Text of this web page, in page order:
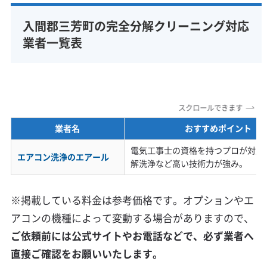
入間郡三芳町の完全分解クリーニング対応
業者一覧表
スクロールできます
業者名 おすすめポイント
エアコン洗浄のエアール
電気工事士の資格を持つプロが対
解洗浄など高い技術力が強み。
※掲載している料金は参考価格です。オプションやエ
アコンの機種によって変動する場合がありますので、
ご依頼前には公式サイトやお電話などで、必ず業者へ
直接ご確認をお願いいたします。